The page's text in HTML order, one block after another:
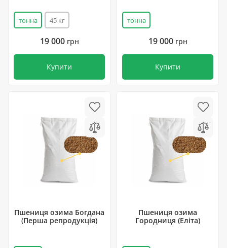
тонна 45 кг
19 000 грн
Купити
тонна
19 000 грн
Купити
Пшениця озима Богдана
(Перша репродукція)
Пшениця озима
Городниця (Еліта)